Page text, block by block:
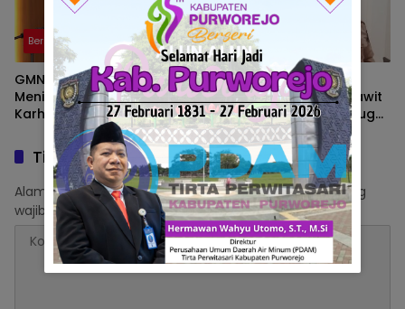
Berita
GMNI Sumsel Soroti
Meningkatnya Zona Merah
Karhutla, Desak
Pemerintah Perkuat
Mitigasi dan Penegakan
Hukum
Berita
Wakil Ketua DPRD PALI
Soroti Pabrik Kelapa Sawit
di Talang Ubi yang Diduga
Beroperasi Tanpa AMDAL
Tinggalkan Balasan
Alamat email Anda tidak akan dipublikasikan. Ruas yang
wajib ditandai*